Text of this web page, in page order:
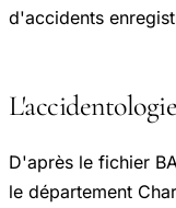
d'accidents
D'après le fichier
le département